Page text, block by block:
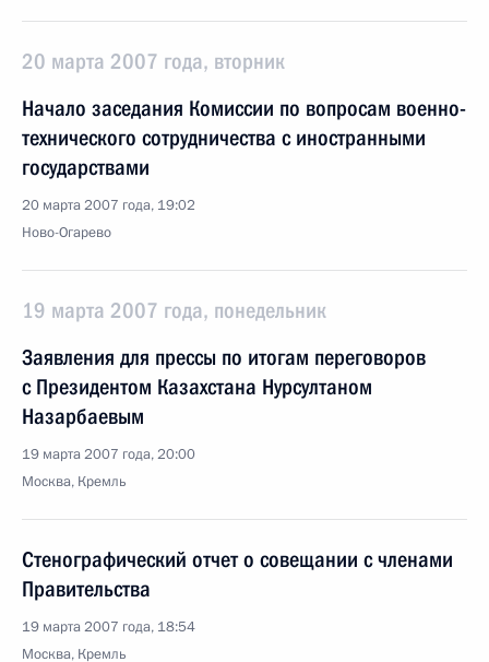
20 марта 2007 года, вторник
Начало заседания Комиссии по вопросам военно-
технического сотрудничества с иностранными
государствами
20 марта 2007 года, 19:02
Ново-Огарево
19 марта 2007 года, понедельник
Заявления для прессы по итогам переговоров
с Президентом Казахстана Нурсултаном
Назарбаевым
19 марта 2007 года, 20:00
Москва, Кремль
Стенографический отчет о совещании с членами
Правительства
19 марта 2007 года, 18:54
Москва, Кремль